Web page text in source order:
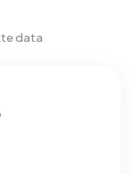
data